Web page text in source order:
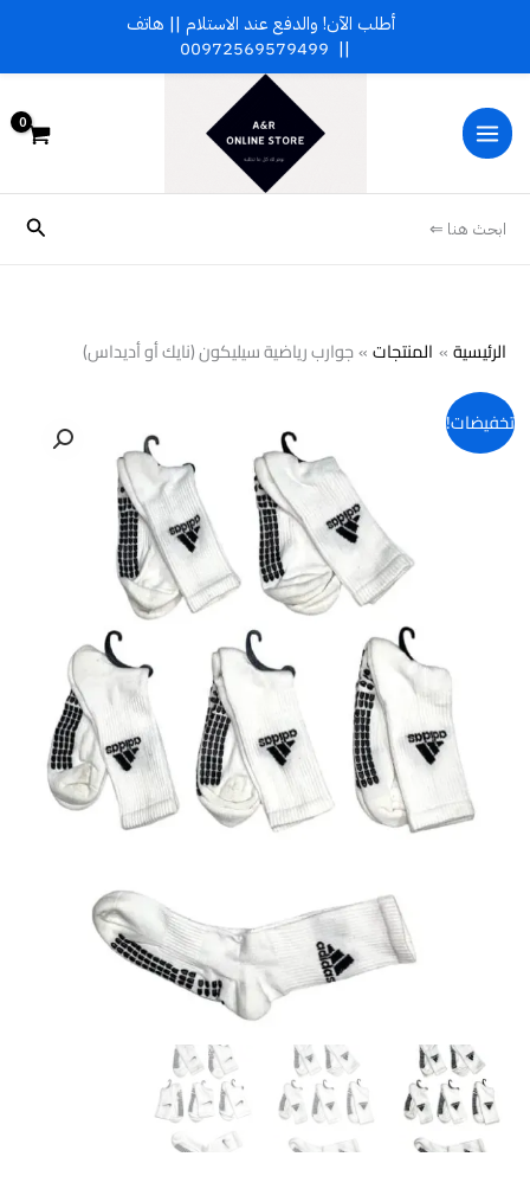
المحتوى
ابحث هنا ⇐
الرئيسية المنتجات جوارب رياضية سيليكون (نايك أو أديداس)
تخفيضات!
أطلب الآن! والدفع عند الاستلام || هاتف
||
00972569579499